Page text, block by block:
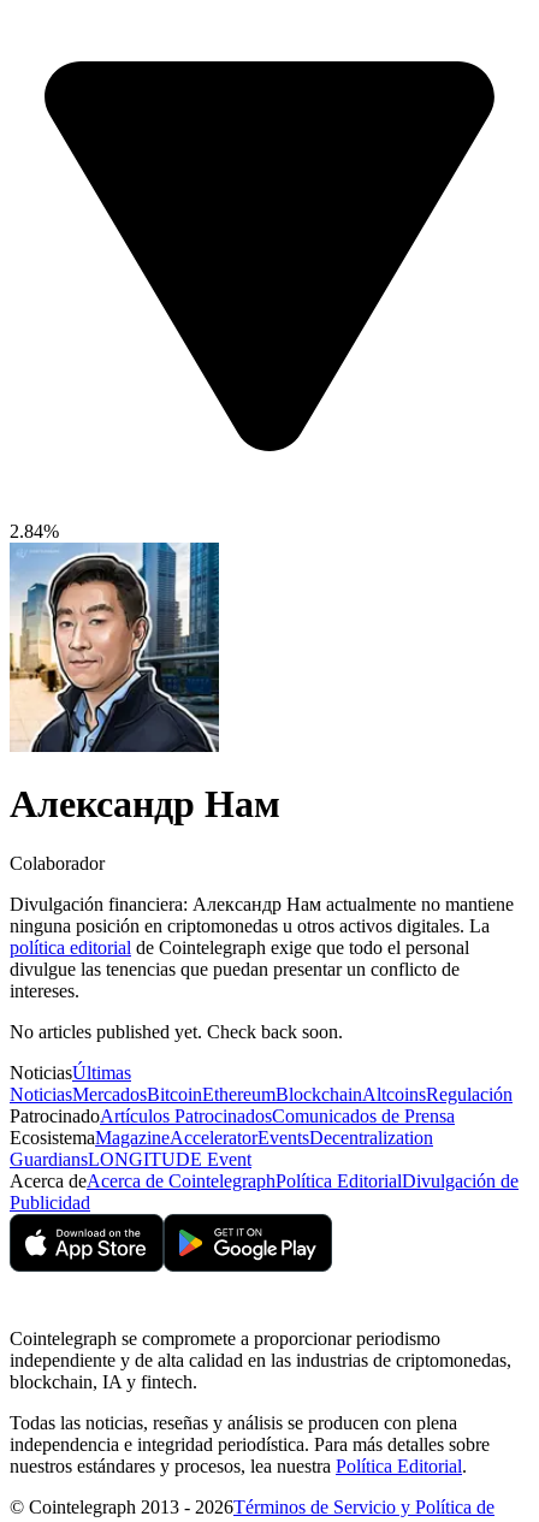
2.84%
Александр Нам
Colaborador
Divulgación financiera: Александр Нам actualmente no mantiene
ninguna posición en criptomonedas u otros activos digitales. La
política editorial de Cointelegraph exige que todo el personal
divulgue las tenencias que puedan presentar un conflicto de
intereses.
No articles published yet. Check back soon.
NoticiasÚltimas
NoticiasMercadosBitcoinEthereumBlockchainAltcoinsRegulación
PatrocinadoArtículos PatrocinadosComunicados de Prensa
EcosistemaMagazineAcceleratorEventsDecentralization
GuardiansLONGITUDE Event
Acerca deAcerca de CointelegraphPolítica EditorialDivulgación de
Publicidad
Cointelegraph se compromete a proporcionar periodismo
independiente y de alta calidad en las industrias de criptomonedas,
blockchain, IA y fintech.
Todas las noticias, reseñas y análisis se producen con plena
independencia e integridad periodística. Para más detalles sobre
nuestros estándares y procesos, lea nuestra Política Editorial.
© Cointelegraph 2013 - 2026Términos de Servicio y Política de